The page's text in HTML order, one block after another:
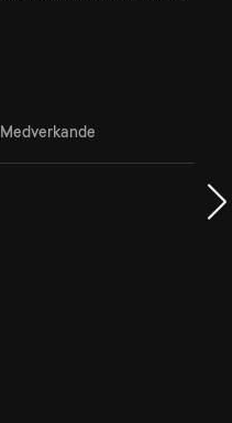
Medverkande